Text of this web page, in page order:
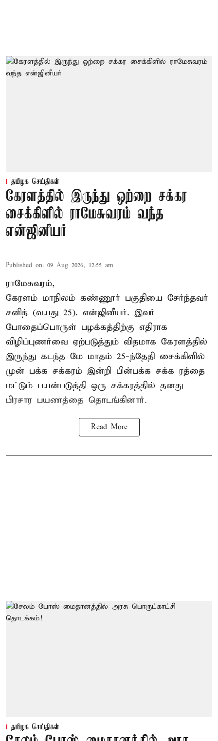
தமிழக செய்திகள்
கேரளத்தில் இருந்து ஒற்றை சக்கர
சைக்கிளில் ராமேசுவரம் வந்த
என்ஜினீயர்
Published on: 09 Aug 2026, 12:55 am
ராமேசுவரம்,
கேரளம் மாநிலம் கண்ணூர் பகுதியை சேர்ந்தவர்
சனித் (வயது 25). என்ஜினீயர். இவர்
போதைப்பொருள் பழக்கத்திற்கு எதிராக
விழிப்புணர்வை ஏற்படுத்தும் விதமாக கேரளத்தில்
இருந்து கடந்த மே மாதம் 25-ந்தேதி சைக்கிளில்
முன் பக்க சக்கரம் இன்றி பின்பக்க சக்க ரத்தை
மட்டும் பயன்படுத்தி ஒரு சக்கரத்தில் தனது
பிரசார பயணத்தை தொடங்கினார்.
Read More
தமிழக செய்திகள்